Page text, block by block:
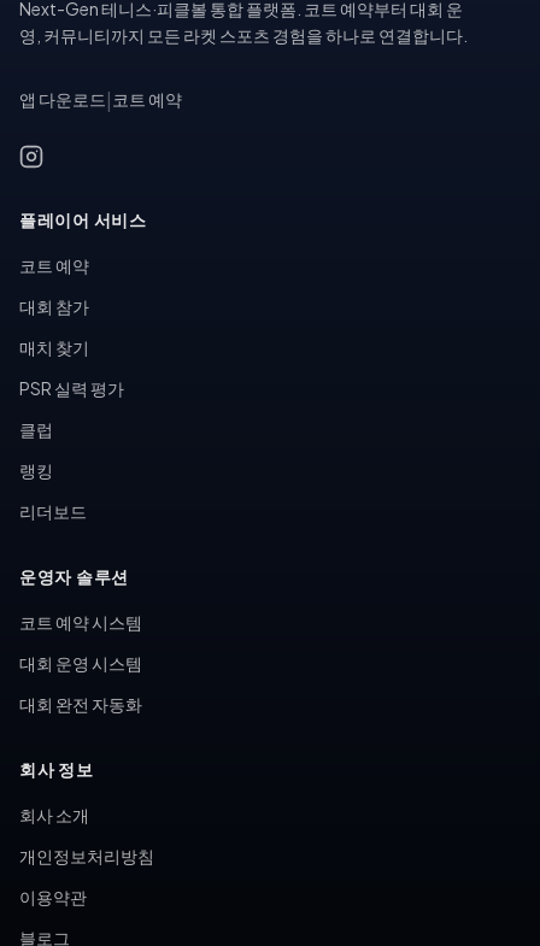
Next-Gen 테니스·피클볼 통합 플랫폼. 코트 예약부터 대회 운
영, 커뮤니티까지 모든 라켓 스포츠 경험을 하나로 연결합니다.
앱 다운로드 코트 예약
플레이어 서비스
코트 예약
대회 참가
매치 찾기
PSR 실력 평가
클럽
랭킹
리더보드
운영자 솔루션
코트 예약 시스템
대회 운영 시스템
대회 완전 자동화
회사 정보
회사 소개
개인정보처리방침
이용약관
블로그